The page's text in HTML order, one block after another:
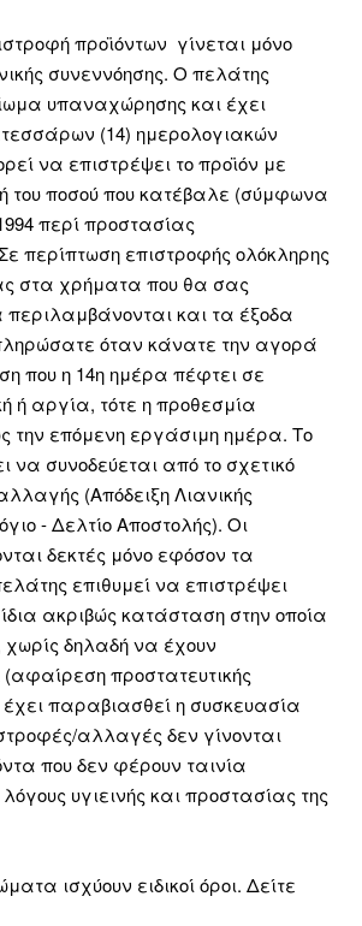
προϊόντων γίνεται μόνο
συνεννόησης. Ο πελάτης
υπαναχώρησης και έχει
(14) ημερολογιακών
να επιστρέψει το προϊόν με
του ποσού που κατέβαλε (σύμφωνα
περί προστασίας
περίπτωση επιστροφής ολόκληρης
στα χρήματα που θα σας
και τα έξοδα
όταν κάνατε την αγορά
που η 14η ημέρα πέφτει σε
ή αργία, τότε η προθεσμία
την επόμενη εργάσιμη ημέρα. Το
να συνοδεύεται από το σχετικό
(Απόδειξη Λιανικής
- Δελτίο Αποστολής). Οι
δεκτές μόνο εφόσον τα
επιθυμεί να επιστρέψει
ακριβώς κατάσταση στην οποία
δηλαδή να έχουν
προστατευτικής
παραβιασθεί η συσκευασία
αλλαγές δεν γίνονται
που δεν φέρουν ταινία
υγιεινής και προστασίας της
ισχύουν ειδικοί όροι. Δείτε